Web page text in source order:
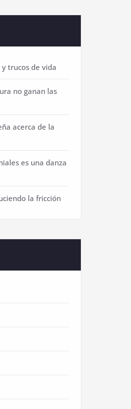
trucos de vida
no ganan las
acerca de la
es una danza
la fricción